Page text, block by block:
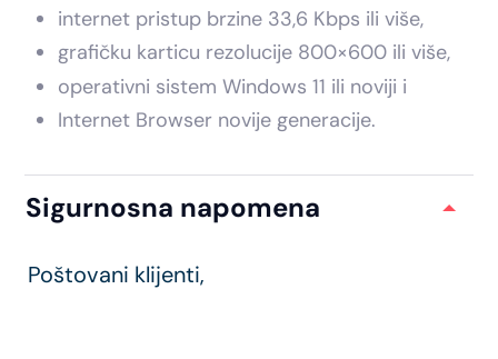
internet pristup brzine 33,6 Kbps ili više,
grafičku karticu rezolucije 800×600 ili više,
operativni sistem Windows 11 ili noviji i
Internet Browser novije generacije.
Sigurnosna napomena
Poštovani klijenti,